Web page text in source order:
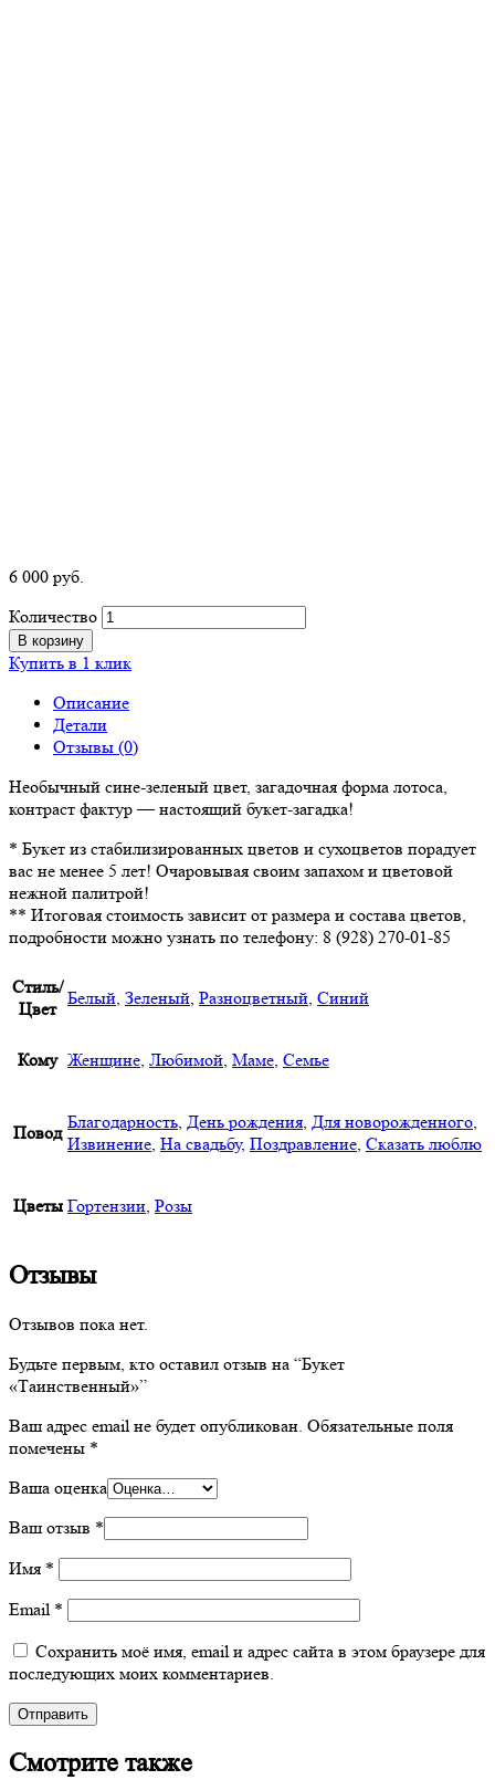
6 000 руб.
Количество
В корзину
Купить в 1 клик
Описание
Детали
Отзывы (0)
Необычный сине-зеленый цвет, загадочная форма лотоса,
контраст фактур — настоящий букет-загадка!
* Букет из стабилизированных цветов и сухоцветов порадует
вас не менее 5 лет! Очаровывая своим запахом и цветовой
нежной палитрой!
** Итоговая стоимость зависит от размера и состава цветов,
подробности можно узнать по телефону: 8 (928) 270-01-85
Стиль/
Цвет
Белый, Зеленый, Разноцветный, Синий
Кому Женщине, Любимой, Маме, Семье
Повод
Благодарность, День рождения, Для новорожденного,
Извинение, На свадьбу, Поздравление, Сказать люблю
Цветы Гортензии, Розы
Отзывы
Отзывов пока нет.
Будьте первым, кто оставил отзыв на “Букет
«Таинственный»”
Ваш адрес email не будет опубликован. Обязательные поля
помечены *
Ваша оценка
Ваш отзыв *
Имя *
Email *
Сохранить моё имя, email и адрес сайта в этом браузере для
последующих моих комментариев.
Смотрите также